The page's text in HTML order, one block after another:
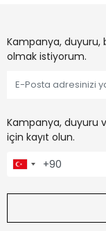
Kampanya,
olmak istiyorum.
Kampanya, duyuru
için kayıt olun.